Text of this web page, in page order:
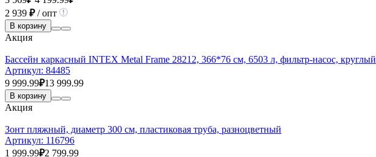
2 939 ₽/ опт
В корзину
Акция
Бассейн каркасный INTEX Metal Frame 28212, 366*76 см, 6503 л, фильтр-насос, круглый
Артикул: 84485
9 999.99₽13 999.99
В корзину
Акция
Зонт пляжный, диаметр 300 см, пластиковая труба, разноцветный
Артикул: 116796
1 999.99₽2 799.99